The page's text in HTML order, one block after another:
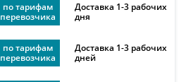
по тарифам
перевозчика
Доставка 1-3 рабочих
дня
по тарифам
перевозчика
Доставка 1-3 рабочих
дней